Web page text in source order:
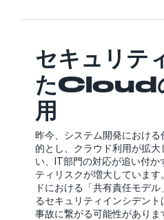
セキュリテ
たCloud
用
昨今、システム開発におけ
的とし、クラウド利用が拡
い、IT部門の対応が追い付か
ティリスクが増大していま
ドにおける「共有責任モデ
るセキュリティインシデン
事故に繋がる可能性がありま